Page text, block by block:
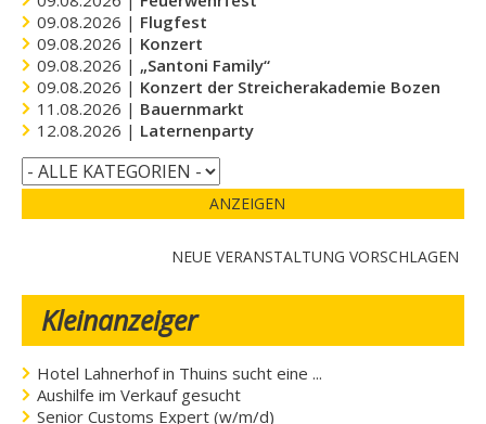
09.08.2026 | Flugfest
09.08.2026 | Konzert
09.08.2026 | „Santoni Family“
09.08.2026 | Konzert der Streicherakademie Bozen
11.08.2026 | Bauernmarkt
12.08.2026 | Laternenparty
ANZEIGEN
NEUE VERANSTALTUNG VORSCHLAGEN
Kleinanzeiger
Hotel Lahnerhof in Thuins sucht eine ...
Aushilfe im Verkauf gesucht
Senior Customs Expert (w/m/d)